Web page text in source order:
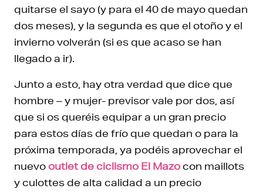
quitarse el sayo (y para el 40 de mayo quedan
dos meses), y la segunda es que el otoño y el
invierno volverán (si es que acaso se han
llegado a ir).
Junto a esto, hay otra verdad que dice que
hombre – y mujer- previsor vale por dos, así
que si os queréis equipar a un gran precio
para estos días de frío que quedan o para la
próxima temporada, ya podéis aprovechar el
nuevo outlet de ciclismo El Mazocon maillots
y culottes de alta calidad a un precio